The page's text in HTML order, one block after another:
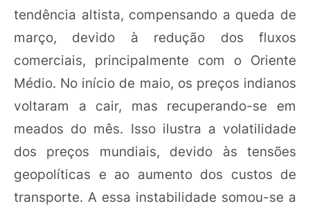
tendência altista, compensando a queda de
março, devido à redução dos fluxos
comerciais, principalmente com o Oriente
Médio. No início de maio, os preços indianos
voltaram a cair, mas recuperando-se em
meados do mês. Isso ilustra a volatilidade
dos preços mundiais, devido às tensões
geopolíticas e ao aumento dos custos de
transporte. A essa instabilidade somou-se a